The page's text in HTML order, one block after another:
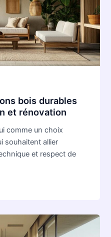
bois durables
et rénovation
comme un choix
souhaitent allier
et respect de